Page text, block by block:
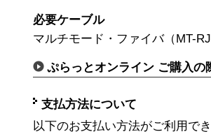
必要ケーブル
マルチモード・ファイバ（MT-
ぷらっとオンライン ご購入の
支払方法について
以下のお支払い方法がご利用で